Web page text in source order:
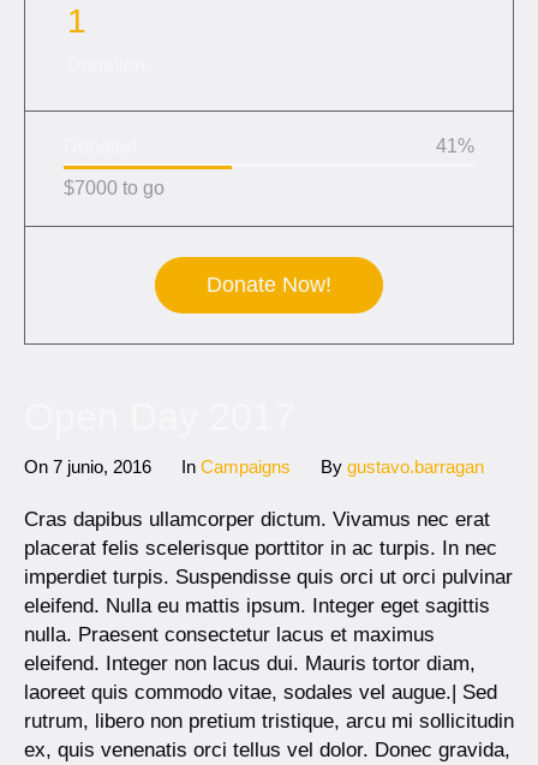
1
%
41
$7000 to go
Donate Now!
On 7 junio, 2016 In Campaigns By gustavo.barragan
Cras dapibus ullamcorper dictum. Vivamus nec erat
placerat felis scelerisque porttitor in ac turpis. In nec
imperdiet turpis. Suspendisse quis orci ut orci pulvinar
eleifend. Nulla eu mattis ipsum. Integer eget sagittis
nulla. Praesent consectetur lacus et maximus
eleifend. Integer non lacus dui. Mauris tortor diam,
laoreet quis commodo vitae, sodales vel augue.| Sed
rutrum, libero non pretium tristique, arcu mi sollicitudin
ex, quis venenatis orci tellus vel dolor. Donec gravida,